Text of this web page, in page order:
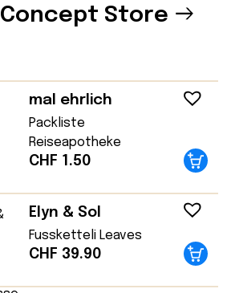
Store
mal ehrlich
Packliste
Reiseapotheke
CHF 1.50
Elyn & Sol
Fussketteli Leaves
CHF 39.90